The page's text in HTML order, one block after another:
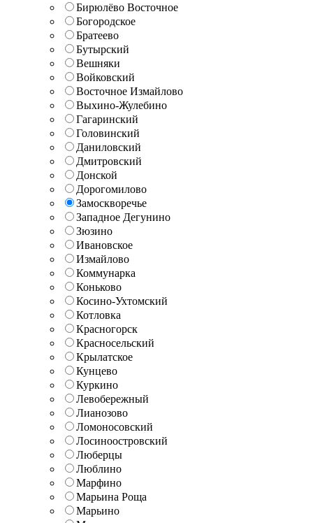
Бирюлёво Восточное
Богородское
Братеево
Бутырский
Вешняки
Войковский
Восточное Измайлово
Выхино-Жулебино
Гагаринский
Головинский
Даниловский
Дмитровский
Донской
Дорогомилово
Замоскворечье
Западное Дегунино
Зюзино
Ивановское
Измайлово
Коммунарка
Коньково
Косино-Ухтомский
Котловка
Красногорск
Красносельский
Крылатское
Кунцево
Куркино
Левобережный
Лианозово
Ломоносовский
Лосиноостровский
Люберцы
Люблино
Марфино
Марьина Роща
Марьино